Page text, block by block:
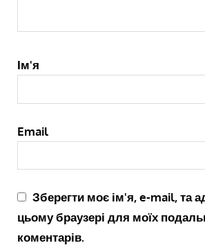
Ім'я
Email
Зберегти моє ім'я, e-mail, та
цьому браузері для моїх
коментарів.